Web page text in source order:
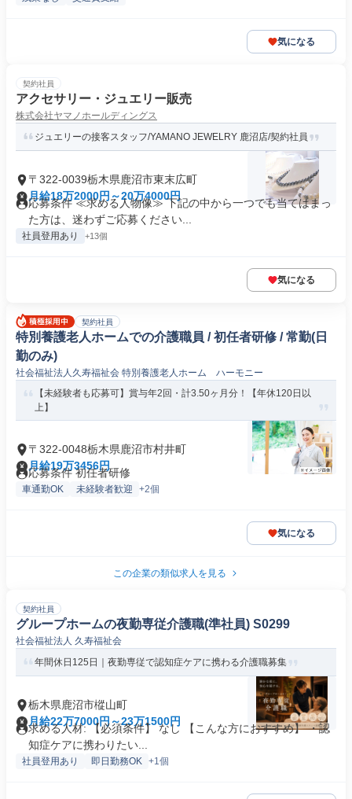
気になる
契約社員
アクセサリー・ジュエリー販売
株式会社ヤマノホールディングス
ジュエリーの接客スタッフ/YAMANO JEWELRY 鹿沼店/契約社員
〒322-0039栃木県鹿沼市東末広町
月給18万2000円～20万4000円
応募条件 ≪求める人物像≫ 下記の中から一つでも当てはまっ
た方は、迷わずご応募ください...
社員登用あり +13個
気になる
契約社員
特別養護老人ホームでの介護職員 / 初任者研修 / 常勤(日
勤のみ)
社会福祉法人久寿福祉会 特別養護老人ホーム ハーモニー
【未経験者も応募可】賞与年2回・計3.50ヶ月分！【年休120日以
上】
〒322-0048栃木県鹿沼市村井町
月給19万3456円
応募条件 初任者研修
車通勤OK 未経験者歓迎 +2個
気になる
この企業の類似求人を見る
契約社員
グループホームの夜勤専従介護職(準社員) S0299
社会福祉法人 久寿福祉会
年間休日125日｜夜勤専従で認知症ケアに携わる介護職募集
栃木県鹿沼市樅山町
月給22万7000円～23万1500円
求める人材: 【必須条件】 なし 【こんな方におすすめ】 ・認
知症ケアに携わりたい...
社員登用あり 即日勤務OK +1個